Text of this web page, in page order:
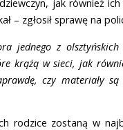
jak również
– zgłosił sprawę na
jednego z
krążą w sieci, jak
czy materiały są
rodzice zostaną w